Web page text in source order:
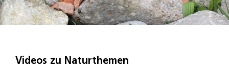
Videos zu Naturthemen